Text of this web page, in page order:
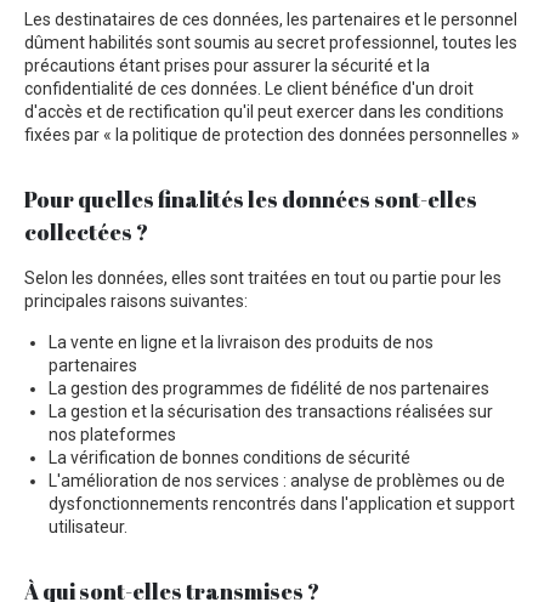
Les destinataires de ces données, les partenaires et le personnel
dûment habilités sont soumis au secret professionnel, toutes les
précautions étant prises pour assurer la sécurité et la
confidentialité de ces données. Le client bénéfice d'un droit
d'accès et de rectification qu'il peut exercer dans les conditions
fixées par « la politique de protection des données personnelles »
Pour quelles finalités les données sont-elles
collectées ?
Selon les données, elles sont traitées en tout ou partie pour les
principales raisons suivantes:
La vente en ligne et la livraison des produits de nos
partenaires
La gestion des programmes de fidélité de nos partenaires
La gestion et la sécurisation des transactions réalisées sur
nos plateformes
La vérification de bonnes conditions de sécurité
L'amélioration de nos services : analyse de problèmes ou de
dysfonctionnements rencontrés dans l'application et support
utilisateur.
À qui sont-elles transmises ?